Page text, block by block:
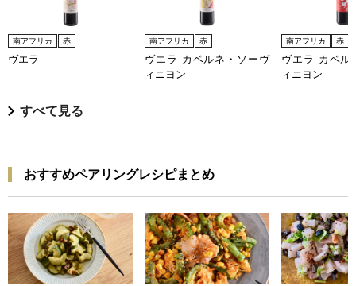
南アフリカ 赤
ヴエラ
南アフリカ 赤
ヴエラ カベルネ・ソーヴ
ィニヨン
南アフリカ 赤
ヴエラ カベル
ィニヨン
すべて見る
おすすめペアリングレシピまとめ